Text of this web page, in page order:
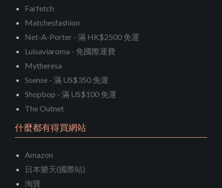
Farfetch
Matchesfashion
Net-A-Porter - 滿 HK$2500 免運
Luisaviaroma - 免國際運費
Mytheresa
Ssense - 滿 US$350 免運
Shopbop - 滿 US$100 免運
The Outnet
什麼都有得買網站
Amazon
日本樂天(國際站)
淘寶